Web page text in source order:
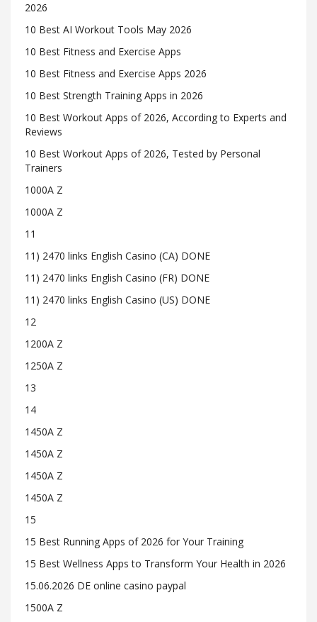
2026
10 Best AI Workout Tools May 2026
10 Best Fitness and Exercise Apps
10 Best Fitness and Exercise Apps 2026
10 Best Strength Training Apps in 2026
10 Best Workout Apps of 2026, According to Experts and
Reviews
10 Best Workout Apps of 2026, Tested by Personal
Trainers
1000A Z
1000A Z
11
11) 2470 links English Casino (CA) DONE
11) 2470 links English Casino (FR) DONE
11) 2470 links English Casino (US) DONE
12
1200A Z
1250A Z
13
14
1450A Z
1450A Z
1450A Z
1450A Z
15
15 Best Running Apps of 2026 for Your Training
15 Best Wellness Apps to Transform Your Health in 2026
15.06.2026 DE online casino paypal
1500A Z